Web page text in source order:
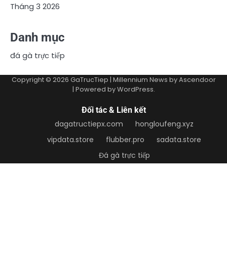
Tháng 3 2026
Danh mục
đá gà trực tiếp
Copyright © 2026 GaTrucTiep | Millennium News byAscendoor
| Powered byWordPress.
Đối tác & Liên kết
dagatructiepx.com
hongloufeng.xyz
vipdata.store
flubber.pro
sadata.store
Đá gà trực tiếp